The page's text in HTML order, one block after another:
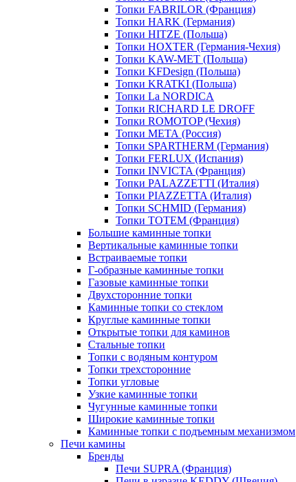
Топки FABRILOR (Франция)
Топки HARK (Германия)
Топки HITZE (Польша)
Топки HOXTER (Германия-Чехия)
Топки KAW-MET (Польша)
Топки KFDesign (Польша)
Топки KRATKI (Польша)
Топки La NORDICA
Топки RICHARD LE DROFF
Топки ROMOTOP (Чехия)
Топки МЕТА (Россия)
Топки SPARTHERM (Германия)
Топки FERLUX (Испания)
Топки INVICTA (Франция)
Топки PALAZZETTI (Италия)
Топки PIAZZETTA (Италия)
Топки SCHMID (Германия)
Топки TOTEM (Франция)
Большие каминные топки
Вертикальные каминные топки
Встраиваемые топки
Г-образные каминные топки
Газовые каминные топки
Двухсторонние топки
Каминные топки со стеклом
Круглые каминные топки
Открытые топки для каминов
Стальные топки
Топки с водяным контуром
Топки трехсторонние
Топки угловые
Узкие каминные топки
Чугунные каминные топки
Широкие каминные топки
Каминные топки с подъемным механизмом
Печи камины
Бренды
Печи SUPRA (Франция)